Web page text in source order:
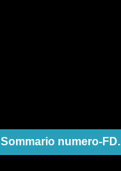
Sommario numero-FD.